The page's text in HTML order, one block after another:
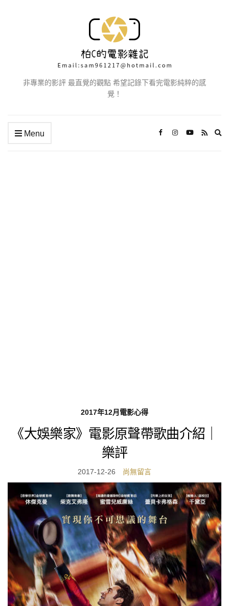
非專業的影評 最直覺的觀點 希望記錄下看完電影純粹的感
覺！
Menu
2017年12月電影心得
《大娛樂家》電影原聲帶歌曲介紹｜
樂評
2017-12-26 尚無留言